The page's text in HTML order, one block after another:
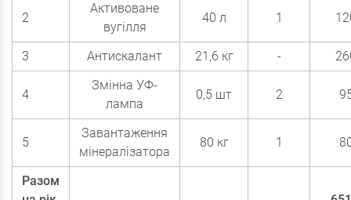
2
Активоване
вугілля
40 л 1
3 Антискалант 21,6 кг -
4
Змінна УФ-
лампа
0,5 шт 2
5
Завантаження
мінералізатора
80 кг 1
Разом